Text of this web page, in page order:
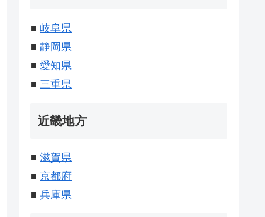
■ 岐阜県
■ 静岡県
■ 愛知県
■ 三重県
近畿地方
■ 滋賀県
■ 京都府
■ 兵庫県